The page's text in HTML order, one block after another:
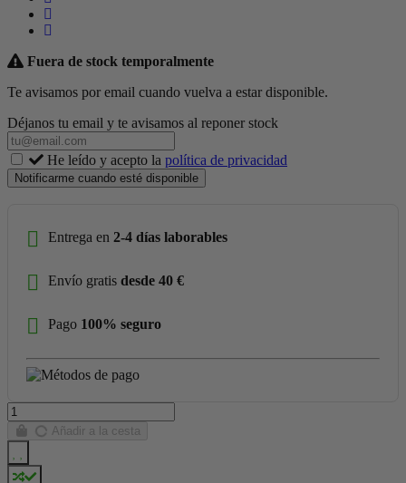
Fuera de stock temporalmente
Te avisamos por email cuando vuelva a estar disponible.
Déjanos tu email y te avisamos al reponer stock
He leído y acepto la política de privacidad
Notificarme cuando esté disponible
Entrega en 2-4 días laborables
Envío gratis desde 40 €
Pago 100% seguro
Añadir a la cesta